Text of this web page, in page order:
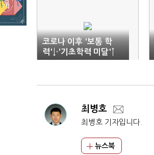
코로나 이후 '보통 학
력'↓·'기초학력 미달'↑
최병호
최병호 기자입니다.
뉴스북